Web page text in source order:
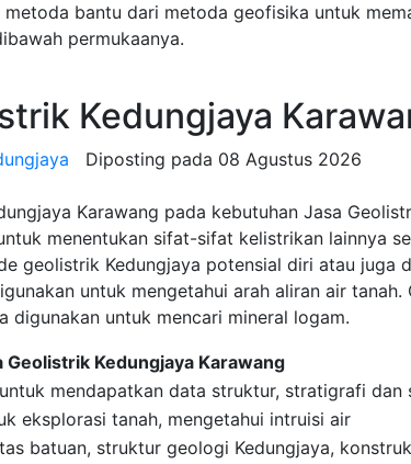
metoda bantu dari metoda geofisika untuk
permukaanya.
Kedungjaya
Diposting pada 08 Agustus 2026
Karawang pada kebutuhan Jasa
menentukan sifat-sifat kelistrikan lainnya
geolistrik Kedungjaya potensial diri atau juga
untuk mengetahui arah aliran air tanah.
digunakan untuk mencari mineral logam.
Geolistrik Kedungjaya Karawang
mendapatkan data struktur, stratigrafi dan
eksplorasi tanah, mengetahui intruisi air
batuan, struktur geologi Kedungjaya,